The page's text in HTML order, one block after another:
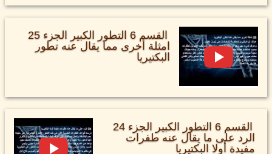
القسم 6 التطور الكبير الجزء 25
امثلة أخرى مما يقال عنه تطور
البكتيريا
القسم 6 التطور الكبير الجزء 24
الرد على ما يقال عنه طفرات
مفيدة أولا البكتيريا